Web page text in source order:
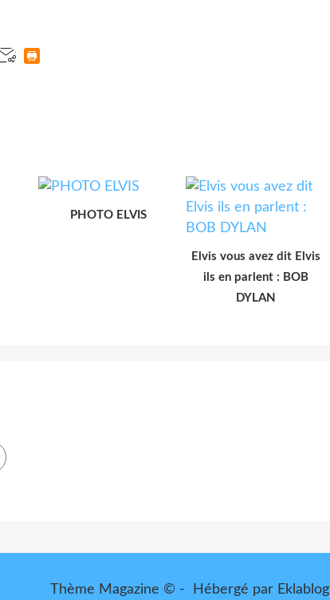
PHOTO ELVIS
Elvis vous avez dit Elvis
ils en parlent : BOB
DYLAN
Thème Magazine © - Hébergé par Eklablog